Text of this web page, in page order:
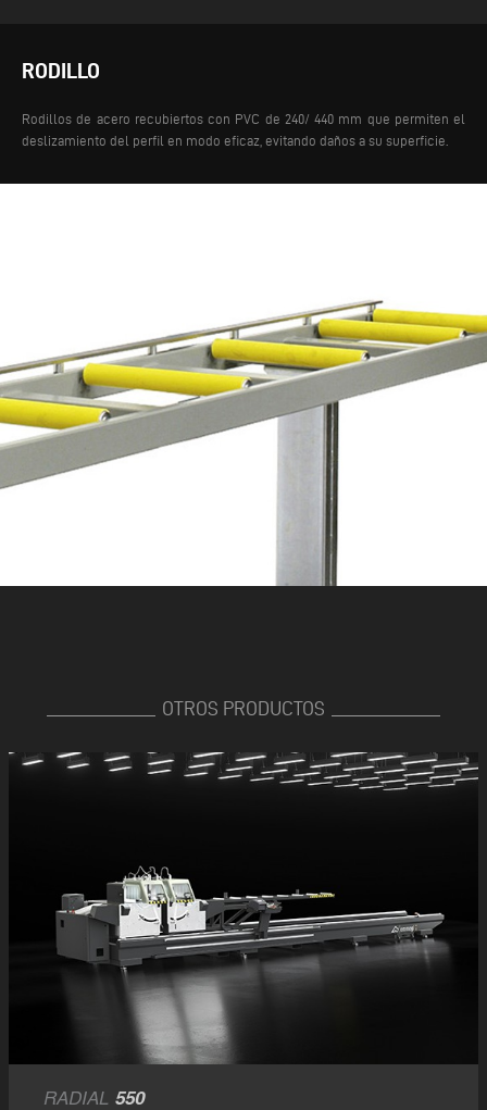
RODILLO
Rodillos de acero recubiertos con PVC de 240/ 440 mm que permiten el
deslizamiento del perfil en modo eficaz, evitando daños a su superficie.
OTROS PRODUCTOS
RADIAL 550